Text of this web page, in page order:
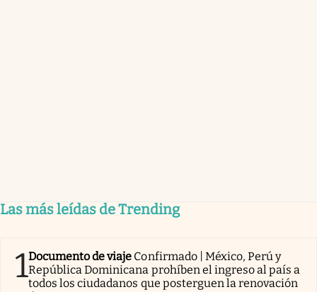
Las más leídas de Trending
1Documento de viaje Confirmado | México, Perú y
República Dominicana prohíben el ingreso al país a
todos los ciudadanos que posterguen la renovación